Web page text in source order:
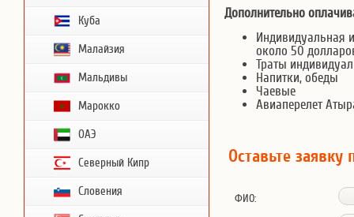
Куба
Малайзия
Мальдивы
Марокко
ОАЭ
Северный Кипр
Словения
Дополнительно
Индивидуальная
около 50
Траты
Напитки, обеды
Чаевые
Авиаперелет
Оставьте заявку
ФИО: